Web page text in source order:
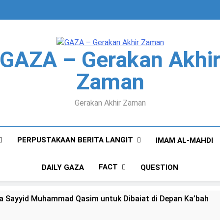
GAZA – Gerakan Akhir
Zaman
Gerakan Akhir Zaman
PERPUSTAKAAN BERITA LANGIT IMAM AL-MAHDI
DAILY GAZA FACT QUESTION
Sayyid Muhammad Qasim untuk Dibaiat di Depan Ka’bah